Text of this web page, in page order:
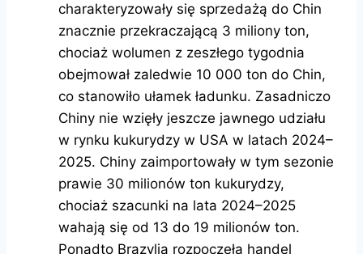
charakteryzowały się sprzedażą do Chin
znacznie przekraczającą 3 miliony ton,
chociaż wolumen z zeszłego tygodnia
obejmował zaledwie 10 000 ton do Chin,
co stanowiło ułamek ładunku. Zasadniczo
Chiny nie wzięły jeszcze jawnego udziału
w rynku kukurydzy w USA w latach 2024–
2025. Chiny zaimportowały w tym sezonie
prawie 30 milionów ton kukurydzy,
chociaż szacunki na lata 2024–2025
wahają się od 13 do 19 milionów ton.
Ponadto Brazylia rozpoczęła handel